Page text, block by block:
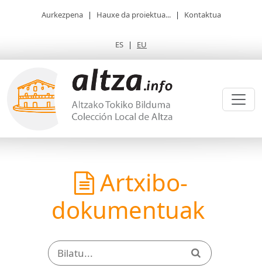
Aurkezpena | Hauxe da proiektua... | Kontaktua
ES | EU
Artxibo-
dokumentuak